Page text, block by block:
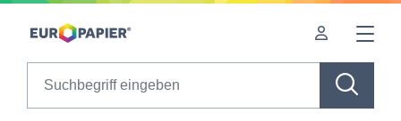
Table Of Content
Diese Produkte könnten Sie auch interessieren
Buchprojekt "Totes Gebirge" auf Bindakote & IBO